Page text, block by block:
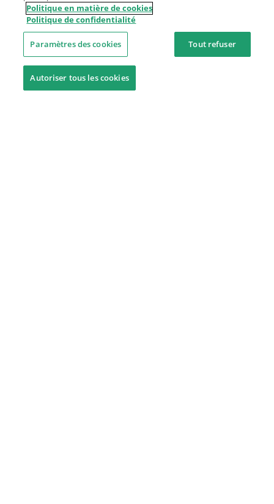
Politique en matière de cookies
Politique de confidentialité
Paramètres des cookies Tout refuser
Autoriser tous les cookies